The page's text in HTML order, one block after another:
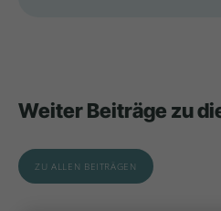
Weiter Beiträge zu
ZU ALLEN BEITRÄGEN